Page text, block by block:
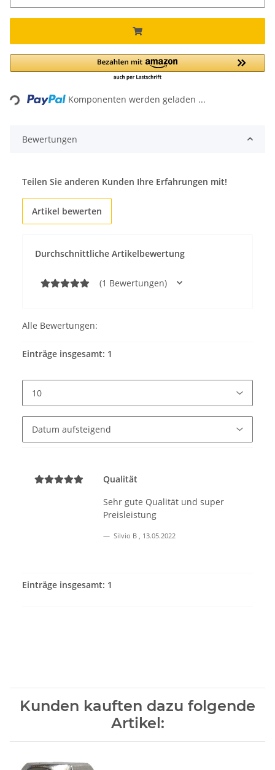
Loading... Komponenten werden geladen ...
Bewertungen
Durchschnittliche Artikelbewertung
(1 Bewertungen)
Teilen Sie anderen Kunden Ihre Erfahrungen mit!
Artikel bewerten
Alle Bewertungen:
Einträge insgesamt: 1
Qualität
Sehr gute Qualität und super
Preisleistung
Silvio B 13.05.2022
Einträge insgesamt: 1
Kunden kauften dazu folgende
Artikel: